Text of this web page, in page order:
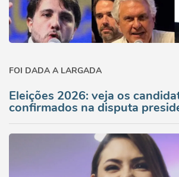
FOI DADA A LARGADA
Eleições 2026: veja os
confirmados na disputa